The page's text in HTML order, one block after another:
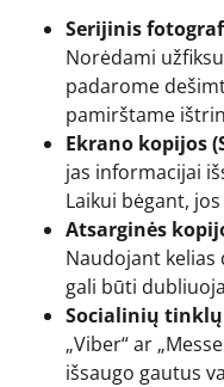
Serijinis
Norėdami
padarome
pamirštame
Ekrano kopijos
jas informacijai
Laikui bėgant,
Atsarginės
Naudojant kelias
gali būti
Socialinių
„Viber“ ar
išsaugo gautus